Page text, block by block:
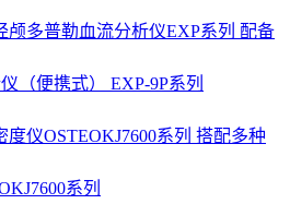
（便携式） EXP-9P系列
系列